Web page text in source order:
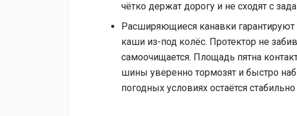
чётко держат дорогу и не сходят с
Расширяющиеся канавки
каши из-под колёс. Протектор не
самоочищается. Площадь пятна
шины уверенно тормозят и быстро
погодных условиях остаётся